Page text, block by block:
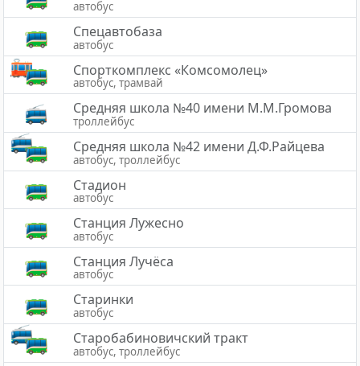
автобус
Спецавтобаза
автобус
Спорткомплекс «Комсомолец»
автобус, трамвай
Средняя школа №40 имени М.М.Громова
троллейбус
Средняя школа №42 имени Д.Ф.Райцева
автобус, троллейбус
Стадион
автобус
Станция Лужесно
автобус
Станция Лучёса
автобус
Старинки
автобус
Старобабиновичский тракт
автобус, троллейбус